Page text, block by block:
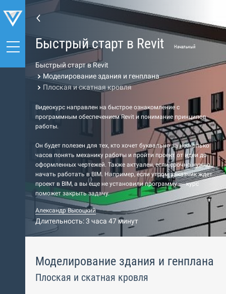
Быстрый старт в Revit Начальный
Быстрый старт в Revit
Моделирование здания и генплана
Плоская и скатная кровля
Видеокурс направлен на быстрое ознакомление с
программным обеспечением Revit и понимание принципов
работы.
Он будет полезен для тех, кто хочет буквально за несколько
часов понять механику работы и пройти проект от идеи до
оформленных чертежей. Также актуален, если срочно нужно
начать работать в BIM. Например, если утром заказчик ждет
проект в BIM, а вы еще не установили программу — курс
поможет закрыть задачу.
Александр Высоцкий
Длительность: 3 часа 47 минут
Моделирование здания и генплана
Плоская и скатная кровля